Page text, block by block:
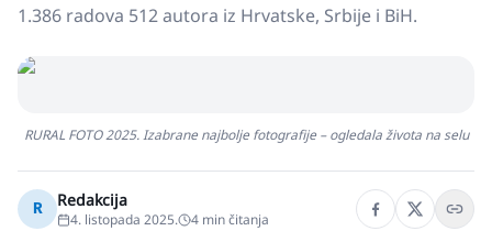
Crna kronika
Sport
Osmrtnice
1.386 radova 512 autora iz Hrvatske, Srbije i BiH.
RURAL FOTO 2025. Izabrane najbolje fotografije – ogledala života na selu
R Redakcija
4. listopada 2025. 4 min čitanja